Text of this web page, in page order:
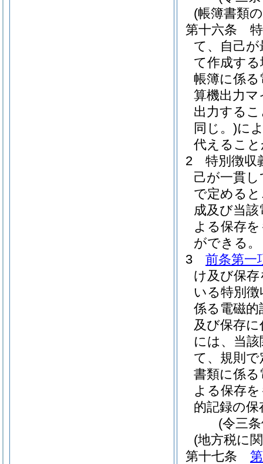
(帳簿書類
第十六条
て、自己
て作成す
帳簿に係る
算機出力
出力する
同じ。)に
代えるこ
2
特別徴収
己が一貫
で定める
成及び当
よる保存
ができる。
3
前条第一
け及び保
いる特別
係る電磁
及び保存
には、当
て、規則
書類に係
よる保存
的記録の
(令三
(地方税に
第十七条